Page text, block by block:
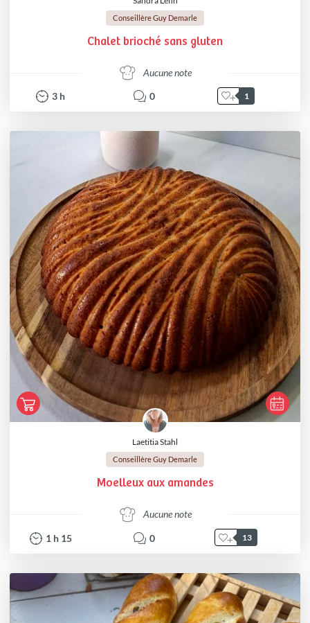
Conseillère Guy Demarle
Chalet brioché sans gluten
Aucune note
3 h 0 1
Laetitia Stahl
Conseillère Guy Demarle
Moelleux aux amandes
Aucune note
1 h15 0 13